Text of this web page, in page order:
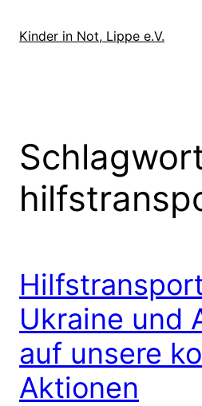
zumKinder in Not, Lippe e.V.
Ukraine und
auf unsere
Aktionen